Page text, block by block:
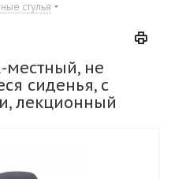
стулья
местный, не
сиденья, с
лекционный